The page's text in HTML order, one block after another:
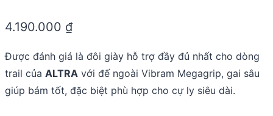
out
4.190.000 ₫
Được đánh giá là đôi giày hỗ trợ đầy đủ nhất cho dòng
trail của ALTRA với đế ngoài Vibram Megagrip, gai sâu
giúp bám tốt, đặc biệt phù hợp cho cự ly siêu dài.